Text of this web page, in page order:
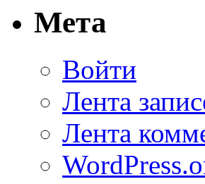
Мета
Войти
Лента
Лента